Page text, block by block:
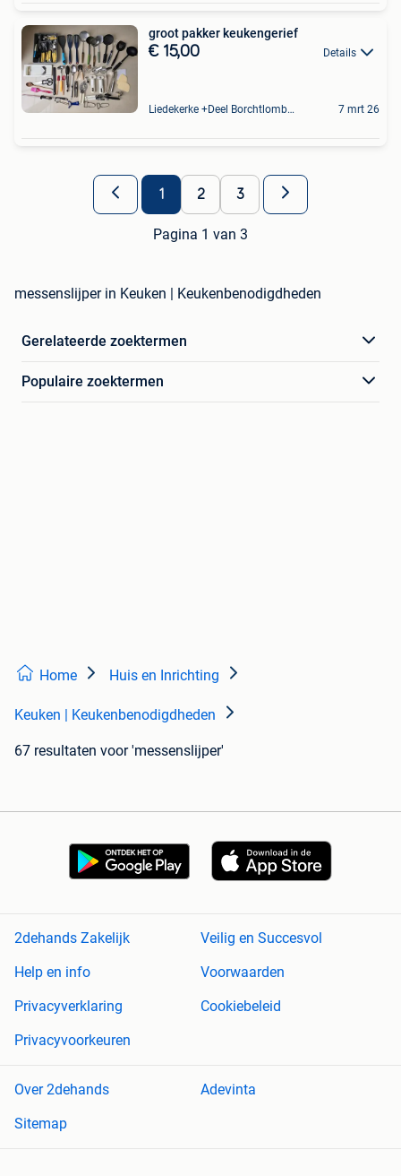
groot pakker keukengerief
€ 15,00 Details
Liedekerke +Deel Borchtlombeek 7 mrt 26
1 2 3
Pagina 1 van 3
messenslijper in Keuken | Keukenbenodigdheden
Gerelateerde zoektermen
Populaire zoektermen
Home Huis en Inrichting
Keuken | Keukenbenodigdheden
67 resultaten voor 'messenslijper'
2dehands Zakelijk
Veilig en Succesvol
Help en info
Voorwaarden
Privacyverklaring
Cookiebeleid
Privacyvoorkeuren
Over 2dehands
Adevinta
Sitemap